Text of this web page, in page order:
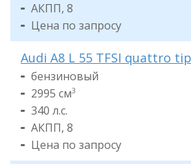
АКПП, 8
Цена по запросу
Audi A8 L 55 TFSI quattro
бензиновый
2995 см3
340 л.с.
АКПП, 8
Цена по запросу